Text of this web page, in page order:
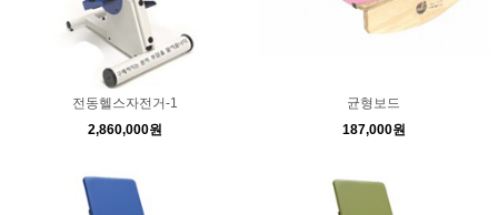
전동헬스자전거-1
2,860,000원
균형보드
187,000원